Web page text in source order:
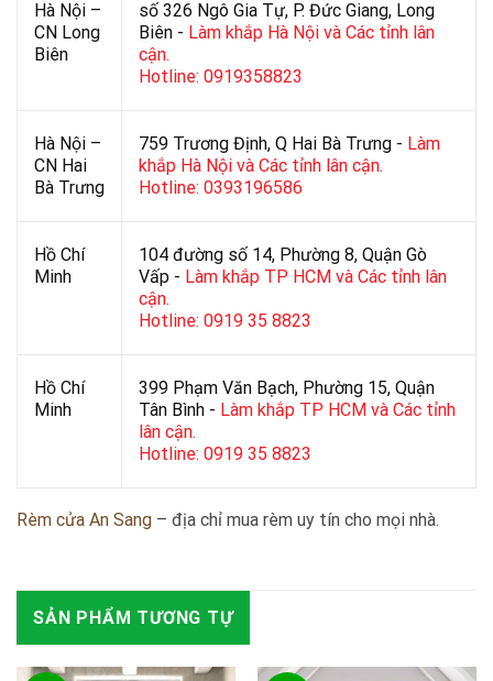
Hà Nội –
CN Long
Biên
số 326 Ngô Gia Tự, P. Đức Giang, Long
Biên - Làm khắp Hà Nội và Các tỉnh lân
cận.
Hotline: 0919358823
Hà Nội –
CN Hai
Bà Trưng
759 Trương Định, Q Hai Bà Trưng - Làm
khắp Hà Nội và Các tỉnh lân cận.
Hotline: 0393196586
Hồ Chí
Minh
104 đường số 14, Phường 8, Quận Gò
Vấp - Làm khắp TP HCM và Các tỉnh lân
cận.
Hotline: 0919 35 8823
Hồ Chí
Minh
399 Phạm Văn Bạch, Phường 15, Quận
Tân Bình - Làm khắp TP HCM và Các tỉnh
lân cận.
Hotline: 0919 35 8823
Rèm cửa An Sang – địa chỉ mua rèm uy tín cho mọi nhà.
SẢN PHẨM TƯƠNG TỰ